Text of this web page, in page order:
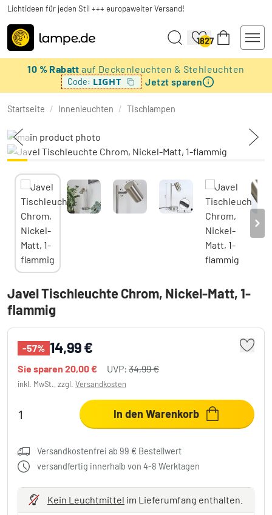
Lichtideen für jeden Stil +++ europaweiter Versand!
1827
10 % Rabattauf Deckenleuchten & Stehleuchten
Code: LIGHT Jetzt sparen
Startseite / Innenleuchten / Tischlampen
Javel Tischleuchte Chrom, Nickel-Matt, 1-
flammig
-57% 14,99 €
Sie sparen 20,00 € UVP: 34,99 €
inkl. MwSt., zzgl. Versandkosten
In den Warenkorb
Versandkostenfrei ab 99 € Bestellwert
versandfertig innerhalb von 4-8 Werktagen
Kein Leuchtmittel im Lieferumfang enthalten.